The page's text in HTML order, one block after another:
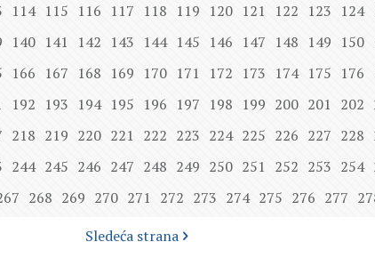
114 115 116 117 118 119 120 121 122 123 124
140 141 142 143 144 145 146 147 148 149 150
166 167 168 169 170 171 172 173 174 175 176
192 193 194 195 196 197 198 199 200 201 202
218 219 220 221 222 223 224 225 226 227 228
244 245 246 247 248 249 250 251 252 253 254
268 269 270 271 272 273 274 275 276 277
Sledeća strana